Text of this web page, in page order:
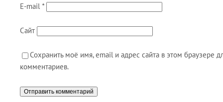
E-mail *
Сайт
Сохранить моё имя, email и адрес сайта в этом браузере
комментариев.